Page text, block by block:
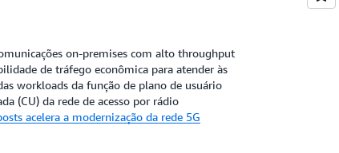
on-premises com alto throughput
de tráfego econômica para atender às
workloads da função de plano de usuário
(CU) da rede de acesso por rádio
acelera a modernização da rede 5G